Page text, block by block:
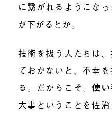
に繋がれるようにな
が下がるとか。
技術を扱う人たちは
ておかないと、不幸
る。だからこそ、 使
大事ということを佐